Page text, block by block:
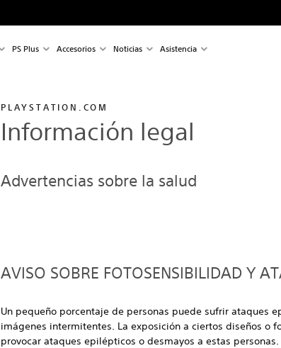
PS Plus Accesorios Noticias Asistencia
PLAYSTATION.COM
Información legal
Advertencias sobre la salud
AVISO SOBRE FOTOSENSIBILIDAD Y
Un pequeño porcentaje de personas puede sufrir ataques
imágenes intermitentes. La exposición a ciertos diseños o
provocar ataques epilépticos o desmayos a estas